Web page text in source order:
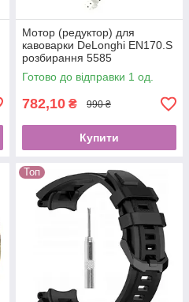
Мотор (редуктор) для
кавоварки DeLonghi EN170.S
розбирання 5585
Готово до відправки 1 од.
782,10 ₴ 990 ₴
Купити
Топ